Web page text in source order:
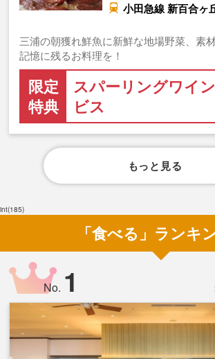
小田急線 新百合ヶ
三浦の朝獲れ鮮魚に新鮮な地場野菜、素
記憶に残るお料理を！
限定
特典
スパーリングワイ
ビス
もっと見る
int(185)
「食べる」ランキ
No. 1